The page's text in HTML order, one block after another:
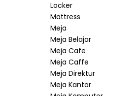
Locker
Mattress
Meja
Meja Belajar
Meja Cafe
Meja Caffe
Meja Direktur
Meja Kantor